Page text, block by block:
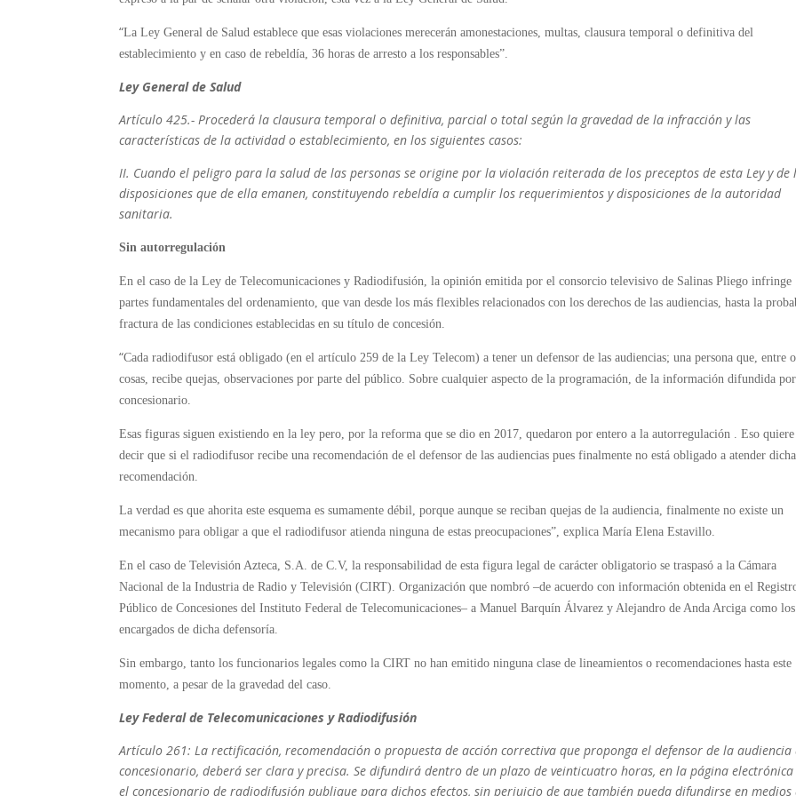
“La Ley General de Salud establece que esas violaciones merecerán amonestaciones, multas, clausura temporal o definitiva del
establecimiento y en caso de rebeldía, 36 horas de arresto a los responsables”.
Ley General de Salud
Artículo 425.- Procederá la clausura temporal o definitiva, parcial o total según la gravedad de la infracción y las
características de la actividad o establecimiento, en los siguientes casos:
II. Cuando el peligro para la salud de las personas se origine por la violación reiterada de los preceptos de esta Ley y de
disposiciones que de ella emanen, constituyendo rebeldía a cumplir los requerimientos y disposiciones de la autoridad
sanitaria.
Sin autorregulación
En el caso de la Ley de Telecomunicaciones y Radiodifusión, la opinión emitida por el consorcio televisivo de Salinas Pliego infringe
partes fundamentales del ordenamiento, que van desde los más flexibles relacionados con los derechos de las audiencias, hasta la
fractura de las condiciones establecidas en su título de concesión.
“Cada radiodifusor está obligado (en el artículo 259 de la Ley Telecom) a tener un defensor de las audiencias; una persona que, entre
cosas, recibe quejas, observaciones por parte del público. Sobre cualquier aspecto de la programación, de la información difundida
concesionario.
Esas figuras siguen existiendo en la ley pero, por la reforma que se dio en 2017, quedaron por entero a la autorregulación . Eso quiere
decir que si el radiodifusor recibe una recomendación de el defensor de las audiencias pues finalmente no está obligado a atender dicha
recomendación.
La verdad es que ahorita este esquema es sumamente débil, porque aunque se reciban quejas de la audiencia, finalmente no existe un
mecanismo para obligar a que el radiodifusor atienda ninguna de estas preocupaciones”, explica María Elena Estavillo.
En el caso de Televisión Azteca, S.A. de C.V, la responsabilidad de esta figura legal de carácter obligatorio se traspasó a la Cámara
Nacional de la Industria de Radio y Televisión (CIRT). Organización que nombró –de acuerdo con información obtenida en el
Público de Concesiones del Instituto Federal de Telecomunicaciones– a Manuel Barquín Álvarez y Alejandro de Anda Arciga como los
encargados de dicha defensoría.
Sin embargo, tanto los funcionarios legales como la CIRT no han emitido ninguna clase de lineamientos o recomendaciones hasta este
momento, a pesar de la gravedad del caso.
Ley Federal de Telecomunicaciones y Radiodifusión
Artículo 261: La rectificación, recomendación o propuesta de acción correctiva que proponga el defensor de la audiencia
concesionario, deberá ser clara y precisa. Se difundirá dentro de un plazo de veinticuatro horas, en la página electrónica
el concesionario de radiodifusión publique para dichos efectos, sin perjuicio de que también pueda difundirse en medios